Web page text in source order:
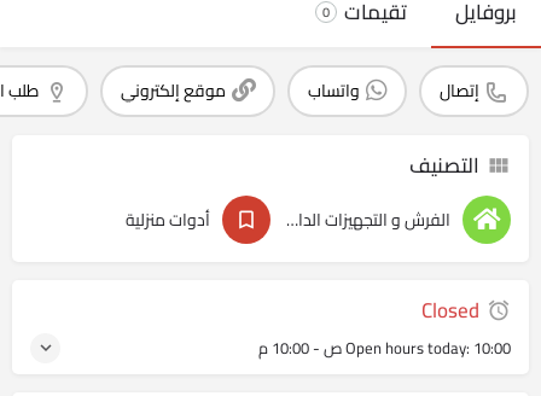
بروفايل تقيمات 0
إتصال واتساب موقع إلكتروني طلب
التصنيف
الفرش و التجهيزات الداخليه أدوات منزلية
Closed
Open hours today: 10:00 ص - 10:00 م